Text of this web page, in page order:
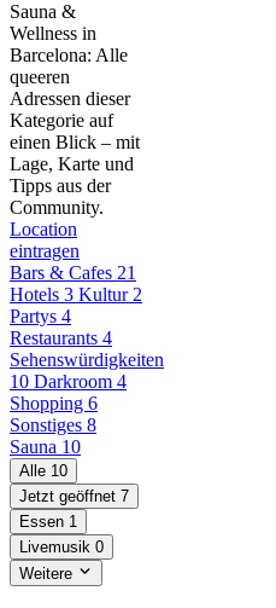
Sauna &
Wellness in
Barcelona: Alle
queeren
Adressen dieser
Kategorie auf
einen Blick – mit
Lage, Karte und
Tipps aus der
Community.
Location
eintragen
Bars & Cafes 21
Hotels 3 Kultur 2
Partys 4
Restaurants 4
Sehenswürdigkeiten
10 Darkroom 4
Shopping 6
Sonstiges 8
Sauna 10
Alle 10
Jetzt geöffnet 7
Essen 1
Livemusik 0
Weitere